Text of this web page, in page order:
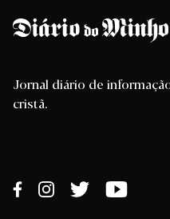
Jornal diário de
cristã.